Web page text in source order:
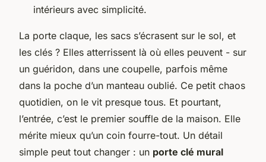
intérieurs avec simplicité.
La porte claque, les sacs s’écrasent sur le sol, et
les clés ? Elles atterrissent là où elles peuvent - sur
un guéridon, dans une coupelle, parfois même
dans la poche d’un manteau oublié. Ce petit chaos
quotidien, on le vit presque tous. Et pourtant,
l’entrée, c’est le premier souffle de la maison. Elle
mérite mieux qu’un coin fourre-tout. Un détail
simple peut tout changer : un porte clé mural